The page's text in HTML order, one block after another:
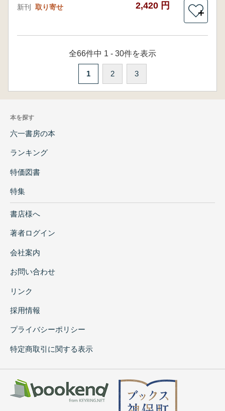
新刊 取り寄せ 2,420 円
＋
全66件中 1 - 30件を表示
1 2 3
本を探す
六一書房の本
ランキング
特価図書
特集
書店様へ
著者ログイン
会社案内
お問い合わせ
リンク
採用情報
プライバシーポリシー
特定商取引に関する表示